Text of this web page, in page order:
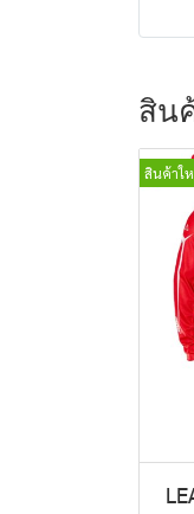
สิน
สินค้าใ